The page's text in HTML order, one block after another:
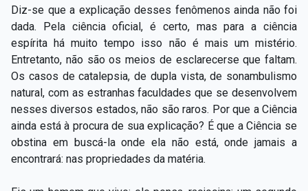
Diz-se que a explicação desses fenômenos ainda não foi
dada. Pela ciência oficial, é certo, mas para a ciência
espírita há muito tempo isso não é mais um mistério.
Entretanto, não são os meios de esclarecerse que faltam.
Os casos de catalepsia, de dupla vista, de sonambulismo
natural, com as estranhas faculdades que se desenvolvem
nesses diversos estados, não são raros. Por que a Ciência
ainda está à procura de sua explicação? É que a Ciência se
obstina em buscá-la onde ela não está, onde jamais a
encontrará: nas propriedades da matéria.